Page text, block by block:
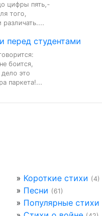
цифры пять,-
того,
различать....
перед студентами
боится,
это
паркета!...
» Короткие стихи (4)
» Песни (61)
» Популярные стихи